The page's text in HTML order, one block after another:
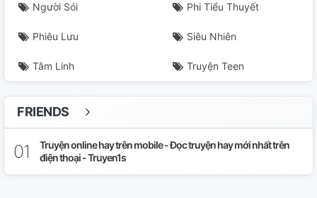
Người Sói Phi Tiểu Thuyết
Phiêu Lưu Siêu Nhiên
Tâm Linh Truyện Teen
FRIENDS
Truyện online hay trên mobile - Đọc truyện hay mới nhất trên
điện thoại - Truyen1s